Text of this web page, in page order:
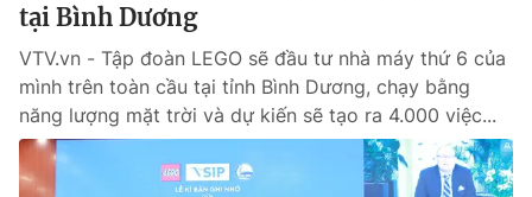
tại Bình Dương
VTV.vn - Tập đoàn LEGO sẽ đầu tư nhà máy thứ 6 của
mình trên toàn cầu tại tỉnh Bình Dương, chạy bằng
năng lượng mặt trời và dự kiến sẽ tạo ra 4.000 việc...